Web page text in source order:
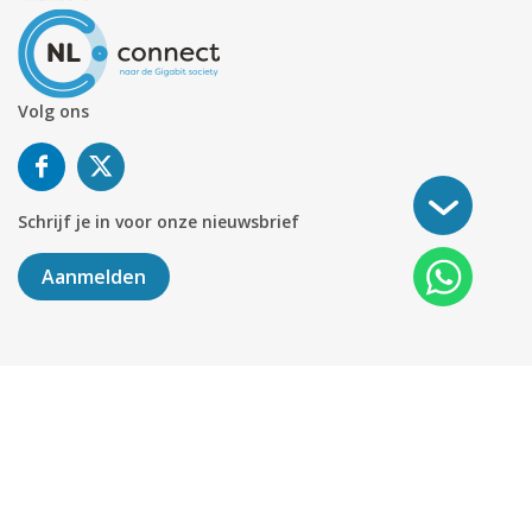
Volg ons
Schrijf je in voor onze nieuwsbrief
Aanmelden